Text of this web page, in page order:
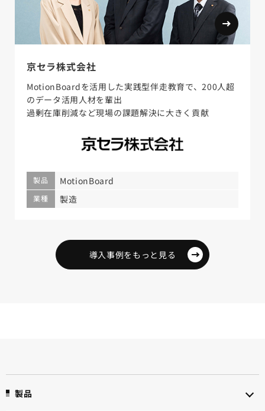
京セラ株式会社
MotionBoardを活用した実践型伴走教育で、200人超
のデータ活用人材を輩出
過剰在庫削減など現場の課題解決に大きく貢献
製品 MotionBoard
業種 製造
導入事例をもっと見る
製品